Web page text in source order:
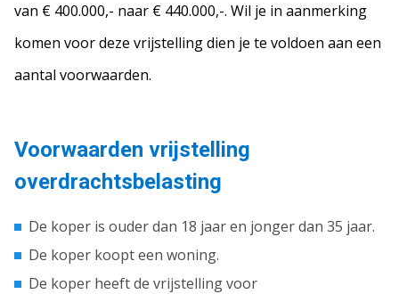
van € 400.000,- naar € 440.000,-. Wil je in aanmerking
komen voor deze vrijstelling dien je te voldoen aan een
aantal voorwaarden.
Voorwaarden vrijstelling
overdrachtsbelasting
De koper is ouder dan 18 jaar en jonger dan 35 jaar.
De koper koopt een woning.
De koper heeft de vrijstelling voor